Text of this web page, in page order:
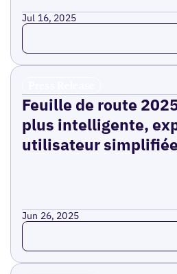
Jul 16, 2025
Read more
Feuille de route
plus intelligente,
utilisateur
Jun 26, 2025
Read more